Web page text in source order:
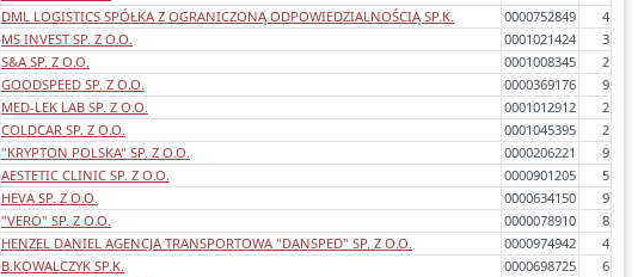
DML LOGISTICS SPÓŁKA Z OGRANICZONĄ ODPOWIEDZIALNOŚCIĄ SP.K. 0000752849
4
MS INVEST SP. Z O.O. 0001021424
3
S&A SP. Z O.O. 0001008345
2
GOODSPEED SP. Z O.O. 0000369176
9
MED-LEK LAB SP. Z O.O. 0001012912
2
COLDCAR SP. Z O.O. 0001045395
2
"KRYPTON POLSKA" SP. Z O.O. 0000206221
9
AESTETIC CLINIC SP. Z O.O. 0000901205
5
HEVA SP. Z O.O. 0000634150
9
"VERO" SP. Z O.O. 0000078910
8
HENZEL DANIEL AGENCJA TRANSPORTOWA "DANSPED" SP. Z O.O. 0000974942
4
B.KOWALCZYK SP.K. 0000698725
6